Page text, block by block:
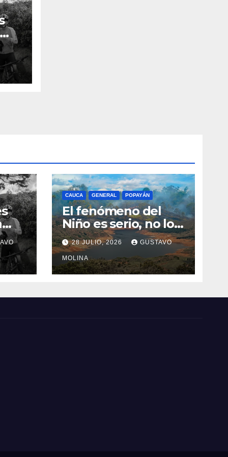
el
el
CAUCA GENERAL POPAYÁN
El fenómeno del
Niño es serio, no lo
tome a juego
28 JULIO, 2026 GUSTAVO
MOLINA